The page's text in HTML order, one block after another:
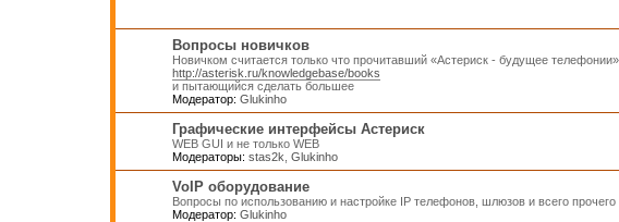
Вопросы новичков
Новичком считается только что прочитавший «Астериск - будущее телефонии»
http://asterisk.ru/knowledgebase/books
и пытающийся сделать большее
Модератор: Glukinho
Графические интерфейсы Астериск
WEB GUI и не только WEB
Модераторы: stas2k Glukinho
VoIP оборудование
Вопросы по использованию и настройке IP телефонов, шлюзов и всего прочего
Модератор: Glukinho